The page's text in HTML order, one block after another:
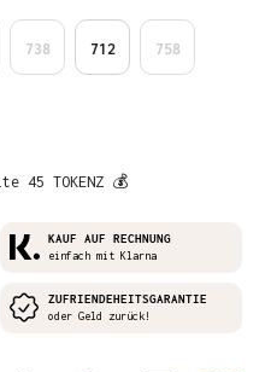
738 712 758
45 TOKENZ 💰
KAUF AUF RECHNUNG
einfach mit Klarna
ZUFRIENDEHEITSGARANTIE
oder Geld zurück!